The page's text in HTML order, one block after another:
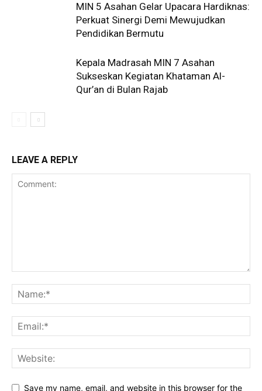
MIN 5 Asahan Gelar Upacara Hardiknas:
Perkuat Sinergi Demi Mewujudkan
Pendidikan Bermutu
Kepala Madrasah MIN 7 Asahan
Sukseskan Kegiatan Khataman Al-
Qur’an di Bulan Rajab
LEAVE A REPLY
Save my name, email, and website in this browser for the